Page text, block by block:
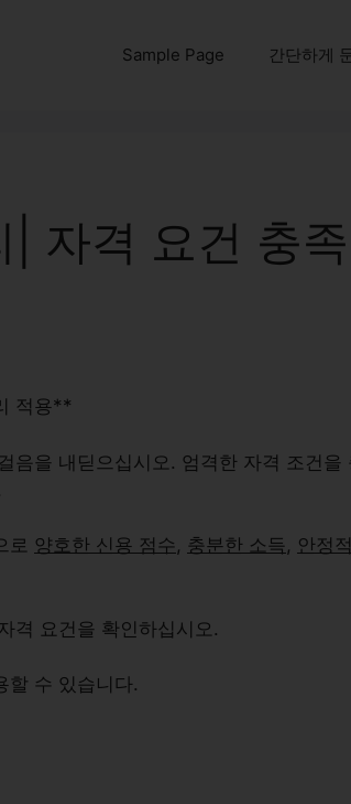
Sample Page 간단하게
자격 요건 충
적용**
음을 내딛으십시오. 엄격한 자격 조건을
로 양호한 신용 점수 , 충분한 소득, 안정
격 요건을 확인하십시오.
할 수 있습니다.